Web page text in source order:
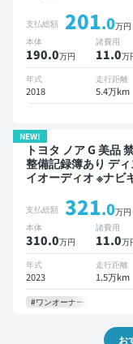
ートキー ETC バック
ター ドライブレコー
衝突軽減 両側電動ス
ドア 8人乗り
支払総額 201.0万円
本体
190.0万円
諸費用
11.0万
年式
2018
走行距離
5.4万km
NEW!
トヨタ ノア G 美品
整備記録簿あり デ
イオーディオ ※ナビ
列シート スマートキー
ETC バックモニター
軽減 片側電動スライ
7人乗り
支払総額 321.0万円
本体
310.0万円
諸費用
11.0万
年式
2023
走行距離
1.5万km
#ワンオーナー
お